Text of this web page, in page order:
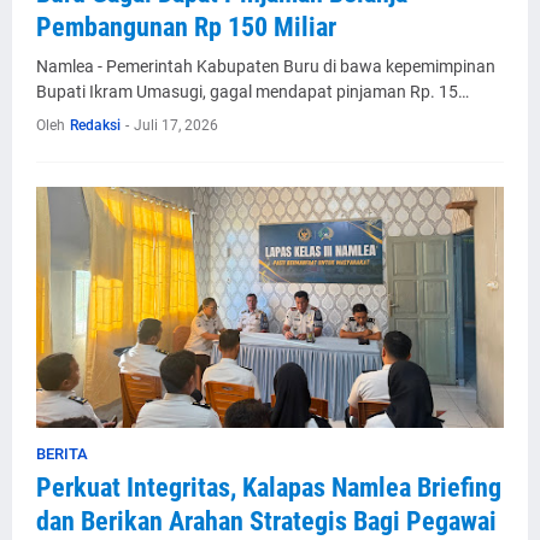
Pembangunan Rp 150 Miliar
Namlea - Pemerintah Kabupaten Buru di bawa kepemimpinan
Bupati Ikram Umasugi, gagal mendapat pinjaman Rp. 15…
Oleh Redaksi - Juli 17, 2026
BERITA
Perkuat Integritas, Kalapas Namlea Briefing
dan Berikan Arahan Strategis Bagi Pegawai